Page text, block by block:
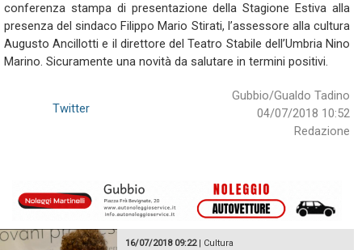
conferenza stampa di presentazione della Stagione Estiva alla
presenza del sindaco Filippo Mario Stirati, l’assessore alla cultura
Augusto Ancillotti e il direttore del Teatro Stabile dell’Umbria Nino
Marino. Sicuramente una novità da salutare in termini positivi.
Gubbio/Gualdo Tadino
04/07/2018 10:52
Redazione
Twitter
16/07/2018 09:22| Cultura